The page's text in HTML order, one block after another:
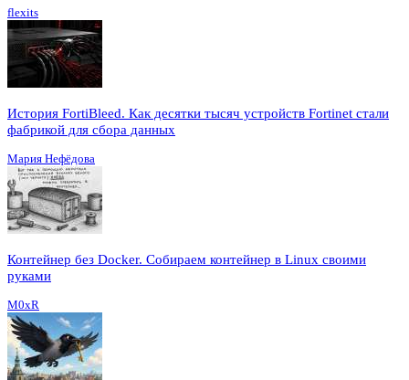
flexits
История FortiBleed. Как десятки тысяч устройств Fortinet стали
фабрикой для сбора данных
Мария Нефёдова
Контейнер без Docker. Собираем контейнер в Linux своими
руками
M0xR